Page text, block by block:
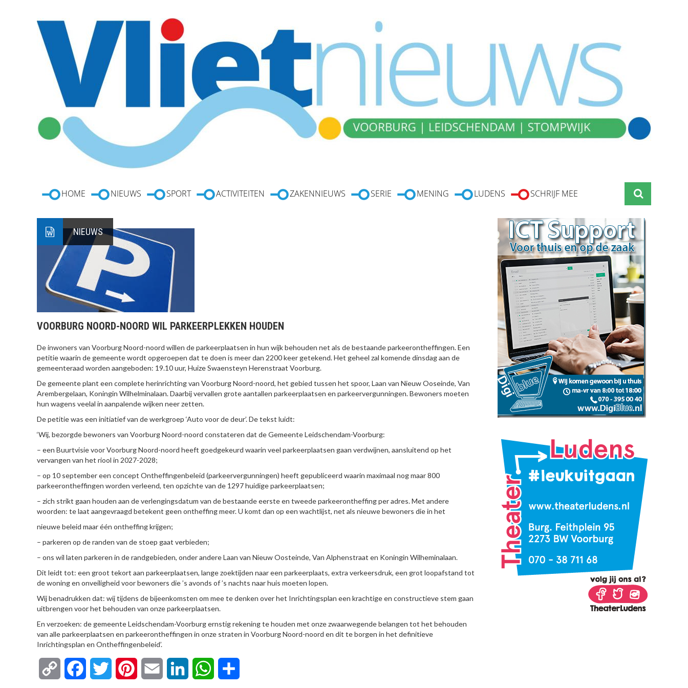
HOME NIEUWS SPORT ACTIVITEITEN ZAKENNIEUWS SERIE MENING LUDENS SCHRIJF MEE
NIEUWS
VOORBURG NOORD-NOORD WIL PARKEERPLEKKEN HOUDEN
De inwoners van Voorburg Noord-noord willen de parkeerplaatsen in hun wijk behouden net als de bestaande parkeerontheffingen. Een
petitie waarin de gemeente wordt opgeroepen dat te doen is meer dan 2200 keer getekend. Het geheel zal komende dinsdag aan de
gemeenteraad worden aangeboden: 19.10 uur, Huize Swaensteyn Herenstraat Voorburg.
De gemeente plant een complete herinrichting van Voorburg Noord-noord, het gebied tussen het spoor, Laan van Nieuw Ooseinde, Van
Arembergelaan, Koningin Wilhelminalaan. Daarbij vervallen grote aantallen parkeerplaatsen en parkeervergunningen. Bewoners moeten
hun wagens veelal in aanpalende wijken neer zetten.
De petitie was een initiatief van de werkgroep ‘Auto voor de deur’. De tekst luidt:
‘Wij, bezorgde bewoners van Voorburg Noord-noord constateren dat de Gemeente Leidschendam-Voorburg:
– een Buurtvisie voor Voorburg Noord-noord heeft goedgekeurd waarin veel parkeerplaatsen gaan verdwijnen, aansluitend op het
vervangen van het riool in 2027-2028;
– op 10 september een concept Ontheffingenbeleid (parkeervergunningen) heeft gepubliceerd waarin maximaal nog maar 800
parkeerontheffingen worden verleend, ten opzichte van de 1297 huidige parkeerplaatsen;
– zich strikt gaan houden aan de verlengingsdatum van de bestaande eerste en tweede parkeerontheffing per adres. Met andere
woorden: te laat aangevraagd betekent geen ontheffing meer. U komt dan op een wachtlijst, net als nieuwe bewoners die in het
nieuwe beleid maar één ontheffing krijgen;
– parkeren op de randen van de stoep gaat verbieden;
– ons wil laten parkeren in de randgebieden, onder andere Laan van Nieuw Oosteinde, Van Alphenstraat en Koningin Wilheminalaan.
Dit leidt tot: een groot tekort aan parkeerplaatsen, lange zoektijden naar een parkeerplaats, extra verkeersdruk, een grot loopafstand tot
de woning en onveiligheid voor bewoners die ’s avonds of ’s nachts naar huis moeten lopen.
Wij benadrukken dat: wij tijdens de bijeenkomsten om mee te denken over het Inrichtingsplan een krachtige en constructieve stem gaan
uitbrengen voor het behouden van onze parkeerplaatsen.
En verzoeken: de gemeente Leidschendam-Voorburg ernstig rekening te houden met onze zwaarwegende belangen tot het behouden
van alle parkeerplaatsen en parkeerontheffingen in onze straten in Voorburg Noord-noord en dit te borgen in het definitieve
Inrichtingsplan en Ontheffingenbeleid’.
Copy FacebookTwitter Pinterest Email LinkedIn WhatsApp